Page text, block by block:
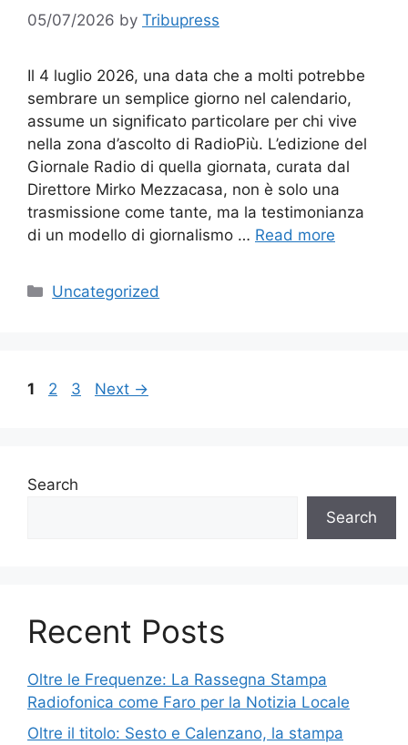
05/07/2026 by Tribupress
Il 4 luglio 2026, una data che a molti potrebbe
sembrare un semplice giorno nel calendario,
assume un significato particolare per chi vive
nella zona d’ascolto di RadioPiù. L’edizione del
Giornale Radio di quella giornata, curata dal
Direttore Mirko Mezzacasa, non è solo una
trasmissione come tante, ma la testimonianza
di un modello di giornalismo … Read more
Categories
Uncategorized
Page
1 Page
2 Page
3 Next →
Search
Search
Recent Posts
Oltre le Frequenze: La Rassegna Stampa
Radiofonica come Faro per la Notizia Locale
Oltre il titolo: Sesto e Calenzano, la stampa